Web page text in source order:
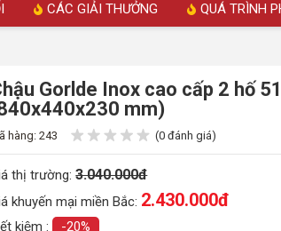
CÁC GIẢI THƯỞNG QUÁ TRÌNH
Gorlde Inox cao cấp 2 hố
mm)
hàng: 243 (0 đánh giá)
thị trường:3.040.000đ
khuyến mại miền Bắc: 2.430.000đ
kiệm :
-20%